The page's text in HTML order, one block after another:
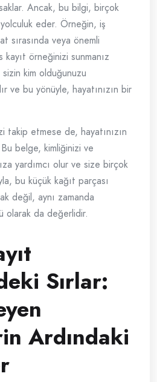
Ancak, bu bilgi, birçok
eder. Örneğin, iş
sırasında veya önemli
örneğinizi sunmanız
kim olduğunuzu
ve bu yönüyle, hayatınızın bir
takip etmese de, hayatınızın
belge, kimliğinizi ve
yardımcı olur ve size birçok
bu küçük kağıt parçası
değil, aynı zamanda
olarak da değerlidir.
Sırlar:
Ardındaki